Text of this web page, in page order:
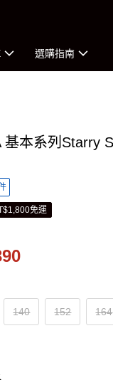
選購指南
基本系列Starry
免運
140 152 164